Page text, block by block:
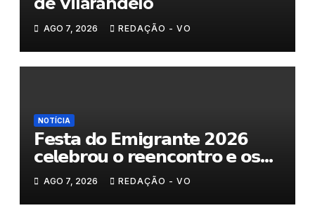
AGO 7, 2026 REDAÇÃO - VO
NOTÍCIA
𝗙𝗲𝘀𝘁𝗮 𝗱𝗼 𝗘𝗺𝗶𝗴𝗿𝗮𝗻𝘁𝗲 𝟮𝟬𝟮𝟲
𝗰𝗲𝗹𝗲𝗯𝗿𝗼𝘂 𝗼 𝗿𝗲𝗲𝗻𝗰𝗼𝗻𝘁𝗿𝗼 𝗲 𝗼𝘀
𝗹𝗮𝗰̧𝗼𝘀 𝗾𝘂𝗲 𝘂𝗻𝗲𝗺 𝗠𝘂𝗿𝗰̧𝗮
AGO 7, 2026 REDAÇÃO - VO